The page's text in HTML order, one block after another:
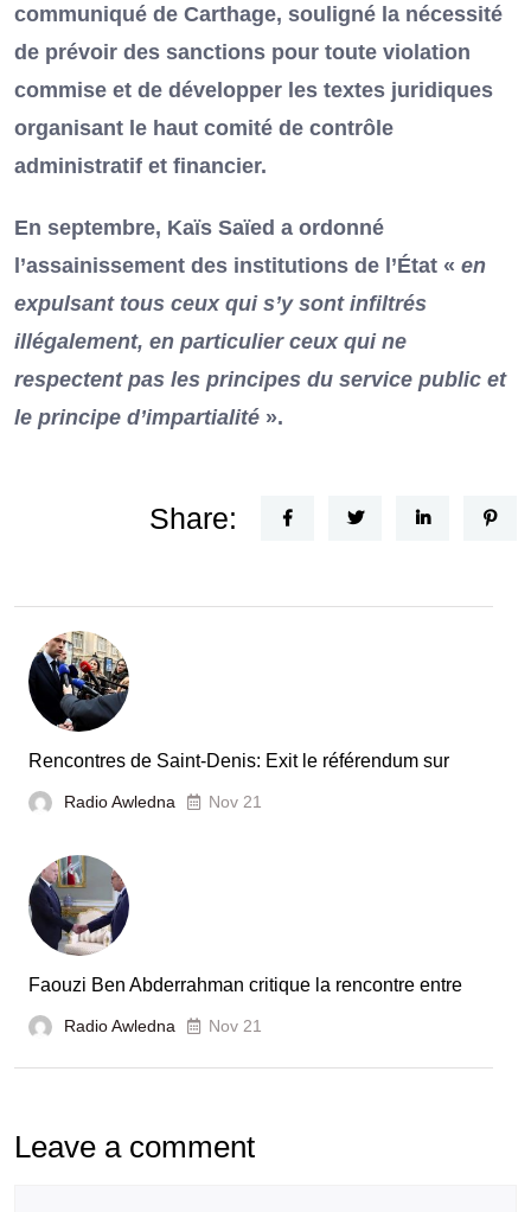
communiqué de Carthage, souligné la nécessité
de prévoir des sanctions pour toute violation
commise et de développer les textes juridiques
organisant le haut comité de contrôle
administratif et financier.
En septembre, Kaïs Saïed a ordonné
l’assainissement des institutions de l’État « en
expulsant tous ceux qui s’y sont infiltrés
illégalement, en particulier ceux qui ne
respectent pas les principes du service public et
le principe d’impartialité ».
Share:
Rencontres de Saint-Denis: Exit le référendum sur
Radio Awledna Nov 21
Faouzi Ben Abderrahman critique la rencontre entre
Radio Awledna Nov 21
Leave a comment